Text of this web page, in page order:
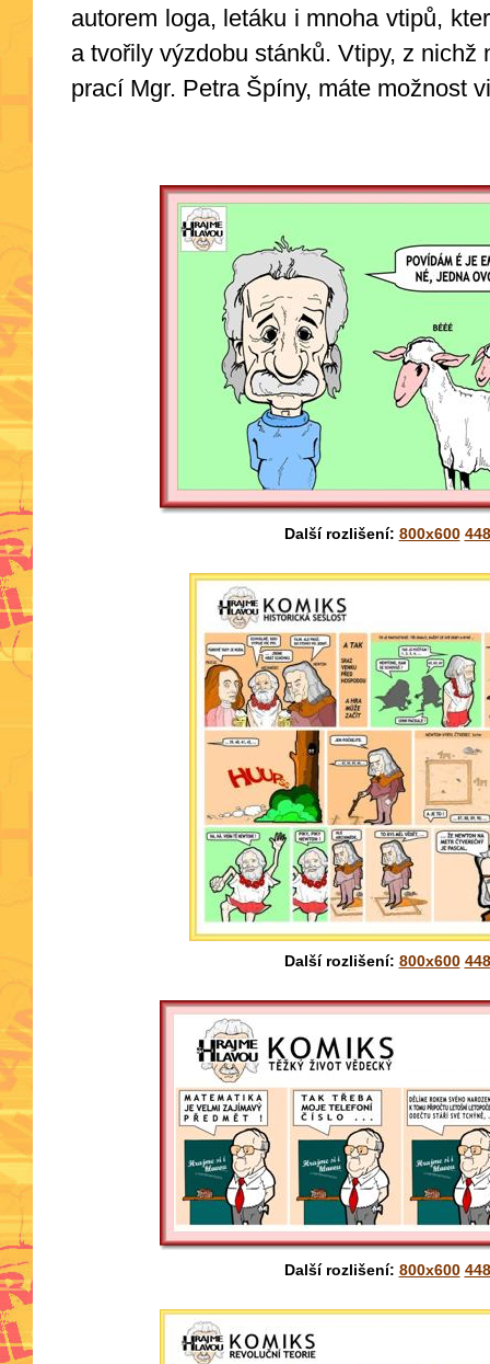
autorem loga, letáku i mnoha vtipů,
a tvořily výzdobu stánků. Vtipy, z nichž
prací Mgr. Petra Špíny, máte možnost
Další rozlišení: 800x600
Další rozlišení: 800x600
Další rozlišení: 800x600